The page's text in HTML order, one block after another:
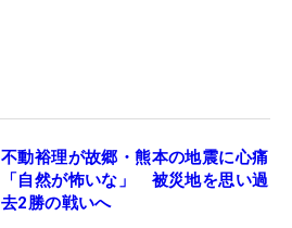
不動裕理が故郷・熊本の地震に心痛
「自然が怖いな」 被災地を思い過
去2勝の戦いへ